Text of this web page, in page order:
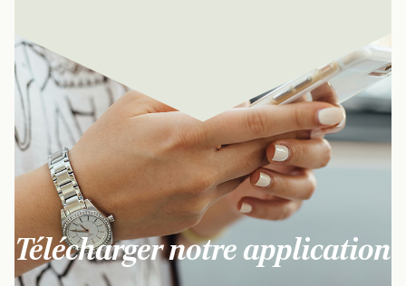
Télécharger notre application